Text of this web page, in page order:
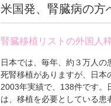
米国発、腎臓病の方
腎臓移植リストの外国人
日本では、毎年、約３万人
死腎移植がありますが、日本
2003年実績で、138件です。
は、移植を必要としている